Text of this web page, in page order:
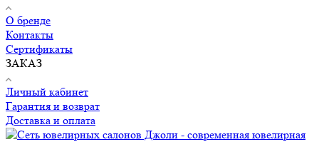
О бренде
Контакты
Сертификаты
ЗАКАЗ
Личный кабинет
Гарантия и возврат
Доставка и оплата